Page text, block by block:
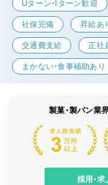
Uターン・Iターン歓迎
社保完備 昇給あ
交通費支給 正社
まかない・食事補助あり
製菓・製パン業
採用・